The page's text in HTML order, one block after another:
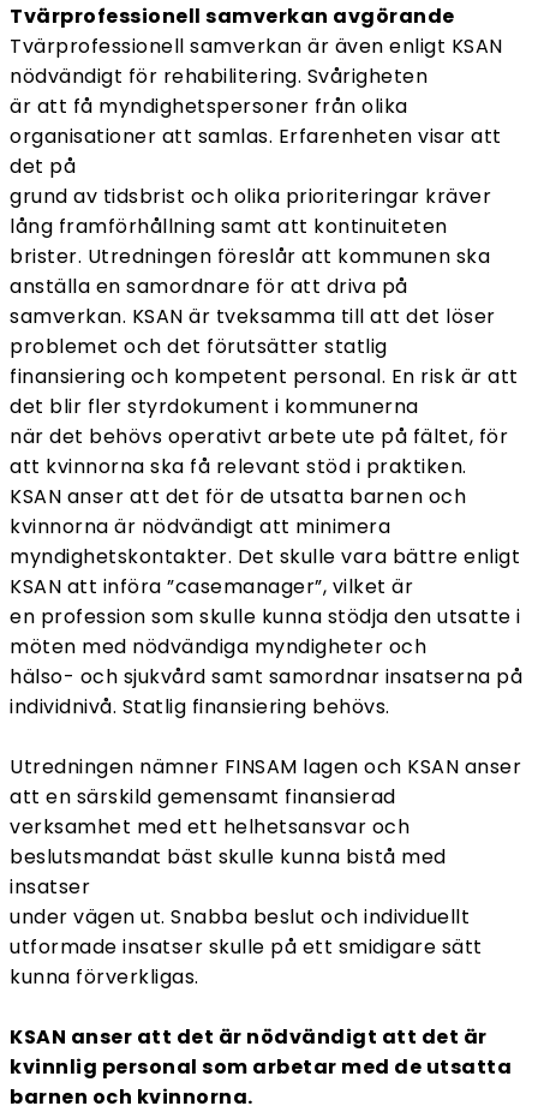
Tvärprofessionell samverkan avgörande
Tvärprofessionell samverkan är även enligt KSAN
nödvändigt för rehabilitering. Svårigheten
är att få myndighetspersoner från olika
organisationer att samlas. Erfarenheten visar att
det på
grund av tidsbrist och olika prioriteringar kräver
lång framförhållning samt att kontinuiteten
brister. Utredningen föreslår att kommunen ska
anställa en samordnare för att driva på
samverkan. KSAN är tveksamma till att det löser
problemet och det förutsätter statlig
finansiering och kompetent personal. En risk är att
det blir fler styrdokument i kommunerna
när det behövs operativt arbete ute på fältet, för
att kvinnorna ska få relevant stöd i praktiken.
KSAN anser att det för de utsatta barnen och
kvinnorna är nödvändigt att minimera
myndighetskontakter. Det skulle vara bättre enligt
KSAN att införa ”casemanager”, vilket är
en profession som skulle kunna stödja den utsatte i
möten med nödvändiga myndigheter och
hälso- och sjukvård samt samordnar insatserna på
individnivå. Statlig finansiering behövs.
Utredningen nämner FINSAM lagen och KSAN anser
att en särskild gemensamt finansierad
verksamhet med ett helhetsansvar och
beslutsmandat bäst skulle kunna bistå med
insatser
under vägen ut. Snabba beslut och individuellt
utformade insatser skulle på ett smidigare sätt
kunna förverkligas.
KSAN anser att det är nödvändigt att det är
kvinnlig personal som arbetar med de utsatta
barnen och kvinnorna.